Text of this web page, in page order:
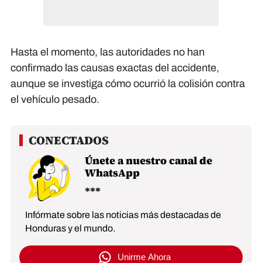
Hasta el momento, las autoridades no han
confirmado las causas exactas del accidente,
aunque se investiga cómo ocurrió la colisión contra
el vehículo pesado.
Únete a nuestro canal de
WhatsApp
Infórmate sobre las noticias más destacadas de
Honduras y el mundo.
Unirme Ahora